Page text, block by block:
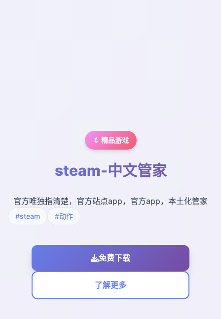
💉 精品游戏
steam-中文管家
官方唯独指清楚，官方站点app，官方app，本土化管家
#steam #动作
免费下载
了解更多